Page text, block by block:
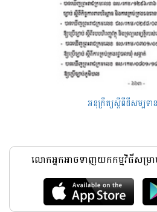
អនុក្រឹត្យស្តីពីដីសម្បទាន
លោកអ្នកអាចទាញយកកម្មវិធីសម្រា